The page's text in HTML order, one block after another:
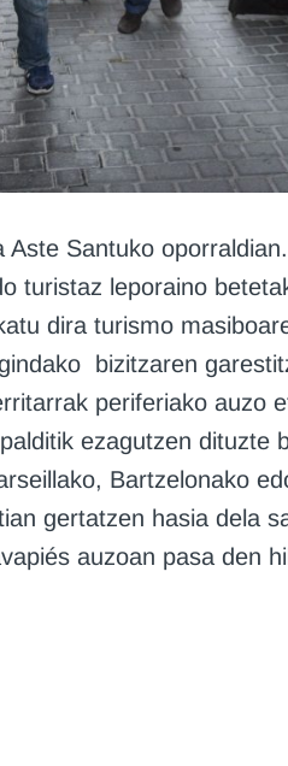
Santuko
turistaz leporaino
dira turismo
bizitzaren
periferiako auzo
ezagutzen dituzte
Bartzelonako
gertatzen hasia dela
auzoan pasa den